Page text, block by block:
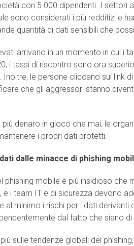
con 5.000 dipendenti. I settori
sono considerati i più redditizi e
quantità di dati sensibili che
arrivano in un momento in cui i
i tassi di riscontro sono ora
Inoltre, le persone cliccano sui link
che gli aggressori stanno
più denaro in gioco che mai, le
i propri dati protetti.
dalle minacce di phishing
phishing mobile è più insidioso
e i team IT e di sicurezza devono
al minimo i rischi per i dati
dal fatto che siano
sulle tendenze globali del